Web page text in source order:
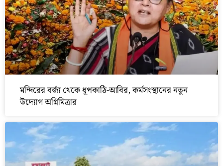
মন্দিরের বর্জ্য থেকে ধূপকাঠি-আবির, কর্মসংস্থানের নতুন
উদ্যোগ অগ্নিমিত্রার